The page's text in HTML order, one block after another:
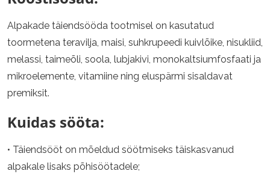
Alpakade täiendsööda tootmisel on kasutatud
toormetena teravilja, maisi, suhkrupeedi kuivlõike, nisukliid,
melassi, taimeõli, soola, lubjakivi, monokaltsiumfosfaati ja
mikroelemente, vitamiine ning eluspärmi sisaldavat
premiksit.
Kuidas sööta:
• Täiendsööt on mõeldud söötmiseks täiskasvanud
alpakale lisaks põhisöötadele;